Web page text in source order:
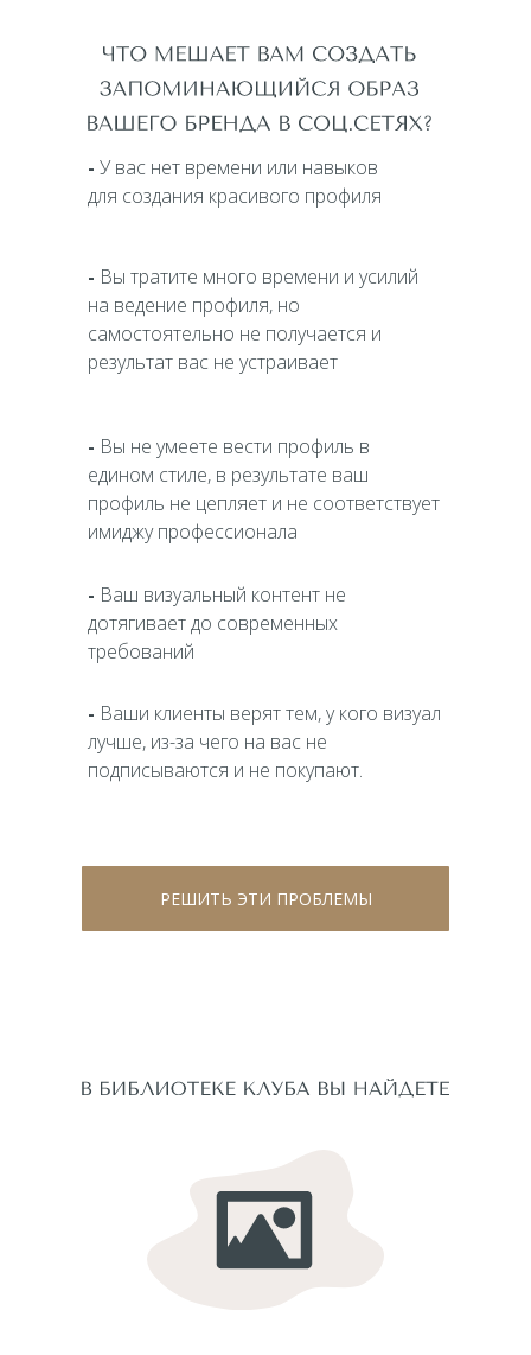
РЕШИТЬ ЭТИ ПРОБЛЕМЫ
- У вас нет времени или навыков
для создания красивого профиля
- Ваш визуальный контент не
дотягивает до современных
требований
- Вы не умеете вести профиль в
едином стиле, в результате ваш
профиль не цепляет и не соответствует
имиджу профессионала
- Вы тратите много времени и усилий
на ведение профиля, но
самостоятельно не получается и
результат вас не устраивает
- Ваши клиенты верят тем, у кого визуал
лучше, из-за чего на вас не
подписываются и не покупают.